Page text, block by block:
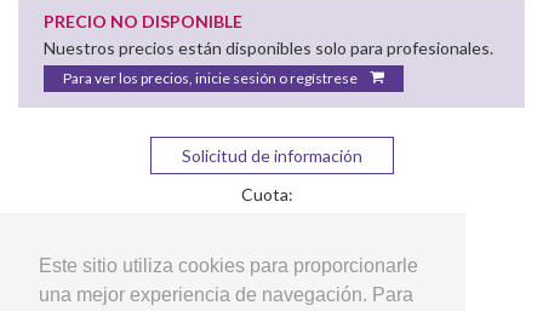
Este sitio utiliza cookies para proporcionarle
una mejor experiencia de navegación. Para
PRECIO NO DISPONIBLE
Nuestros precios están disponibles solo para profesionales.
Para ver los precios, inicie sesión o regístrese
Solicitud de información
Cuota: